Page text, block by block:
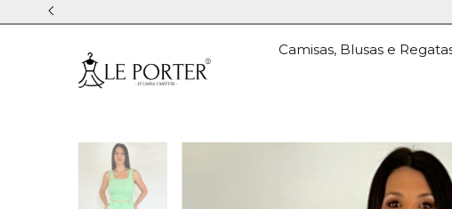
Camisas, Blusas e